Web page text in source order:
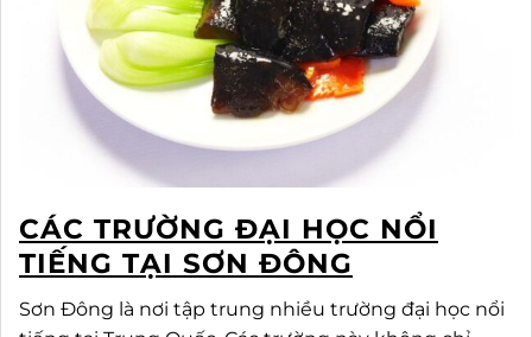
CÁC TRƯỜNG ĐẠI HỌC NỔI
TIẾNG TẠI SƠN ĐÔNG
Sơn Đông là nơi tập trung nhiều trường đại học nổi